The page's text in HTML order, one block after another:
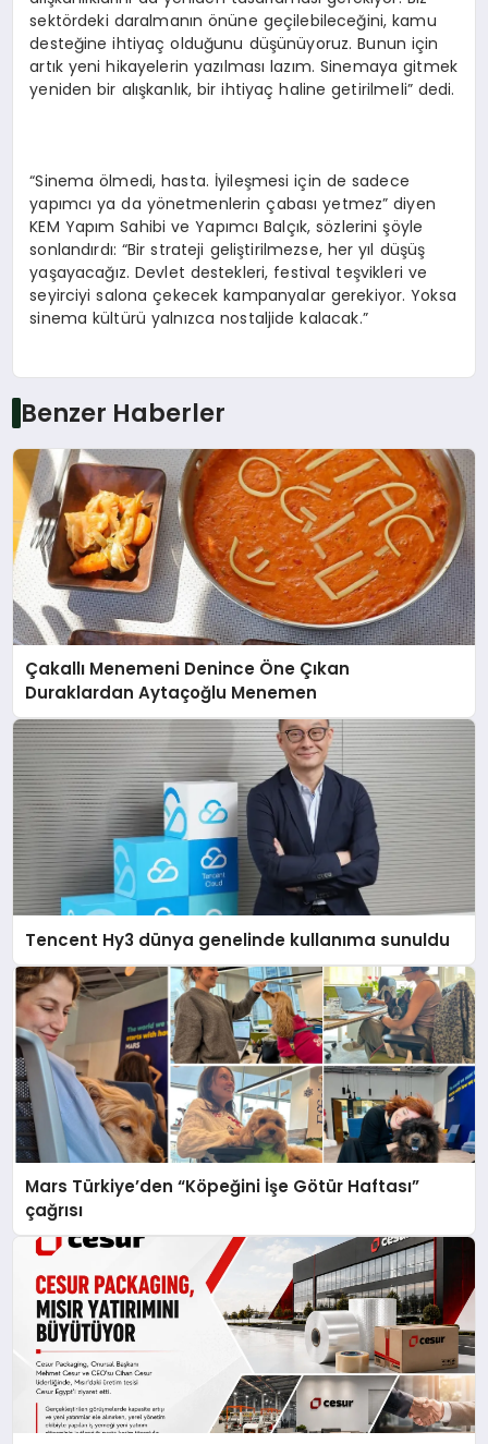
sektördeki daralmanın önüne geçilebileceğini, kamu
desteğine ihtiyaç olduğunu düşünüyoruz. Bunun için
artık yeni hikayelerin yazılması lazım. Sinemaya gitmek
yeniden bir alışkanlık, bir ihtiyaç haline getirilmeli” dedi.
“Sinema ölmedi, hasta. İyileşmesi için de sadece
yapımcı ya da yönetmenlerin çabası yetmez” diyen
KEM Yapım Sahibi ve Yapımcı Balçık, sözlerini şöyle
sonlandırdı: “Bir strateji geliştirilmezse, her yıl düşüş
yaşayacağız. Devlet destekleri, festival teşvikleri ve
seyirciyi salona çekecek kampanyalar gerekiyor. Yoksa
sinema kültürü yalnızca nostaljide kalacak.”
Benzer Haberler
Çakallı Menemeni Denince Öne Çıkan
Duraklardan Aytaçoğlu Menemen
Tencent Hy3 dünya genelinde kullanıma sunuldu
Mars Türkiye’den “Köpeğini İşe Götür Haftası”
çağrısı